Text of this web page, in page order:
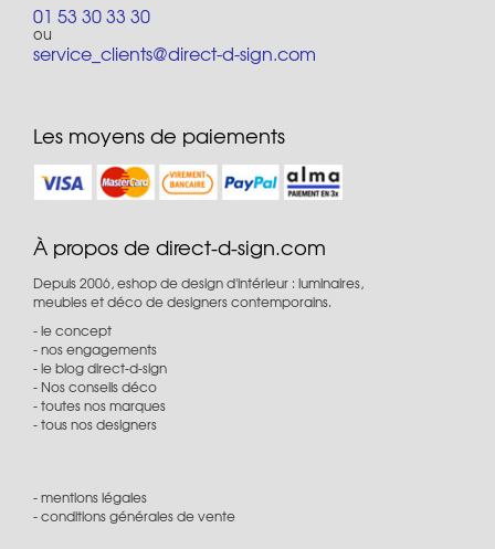
01 53 30 33 30
ou
service_clients@direct-d-sign.com
Les moyens de paiements
À propos de direct-d-sign.com
Depuis 2006, eshop de design d'intérieur : luminaires,
meubles et déco de designers contemporains.
le concept
nos engagements
le blog direct-d-sign
Nos conseils déco
toutes nos marques
tous nos designers
mentions légales
conditions générales de vente